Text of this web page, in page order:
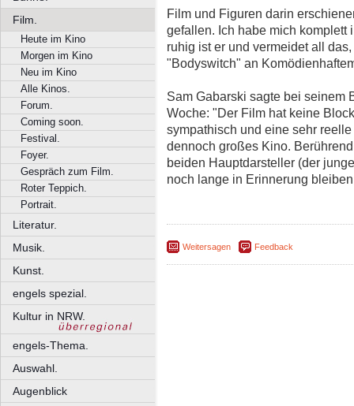
Film.
Heute im Kino
Morgen im Kino
Neu im Kino
Alle Kinos.
Forum.
Coming soon.
Festival.
Foyer.
Gespräch zum Film.
Roter Teppich.
Portrait.
Literatur.
Musik.
Kunst.
engels spezial.
Kultur in NRW.
engels-Thema.
Auswahl.
Augenblick
Film und Figuren darin
gefallen. Ich habe mich komplett
ruhig ist er und vermeidet all
"Bodyswitch" an
Sam Gabarski sagte bei seinem
Woche: "Der Film hat keine
sympathisch und eine sehr
dennoch großes Kino.
beiden Hauptdarsteller (der
noch lange in Erinnerung
Weitersagen Feedback